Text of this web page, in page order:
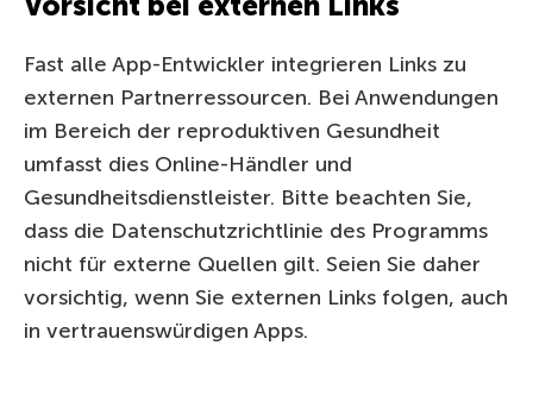
Fast alle App-Entwickler integrieren Links zu
externen Partnerressourcen. Bei Anwendungen
im Bereich der reproduktiven Gesundheit
umfasst dies Online-Händler und
Gesundheitsdienstleister. Bitte beachten Sie,
dass die Datenschutzrichtlinie des Programms
nicht für externe Quellen gilt. Seien Sie daher
vorsichtig, wenn Sie externen Links folgen, auch
in vertrauenswürdigen Apps.